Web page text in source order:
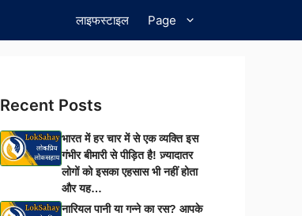
लाइफस्टाइल Page
Recent Posts
भारत में हर चार में से एक व्यक्ति इस
गंभीर बीमारी से पीड़ित है! ज़्यादातर
लोगों को इसका एहसास भी नहीं होता
और यह…
नारियल पानी या गन्ने का रस? आपके